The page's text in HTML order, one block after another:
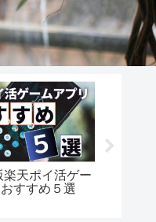
楽天ポイ活ゲー
すすめ５選